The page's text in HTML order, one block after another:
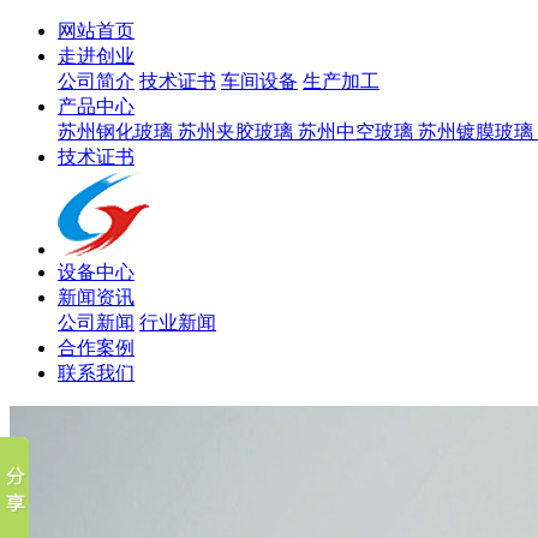
网站首页
走进创业
公司简介 技术证书 车间设备 生产加工
产品中心
苏州钢化玻璃 苏州夹胶玻璃 苏州中空玻璃 苏州镀膜玻璃
技术证书
设备中心
新闻资讯
公司新闻 行业新闻
合作案例
联系我们